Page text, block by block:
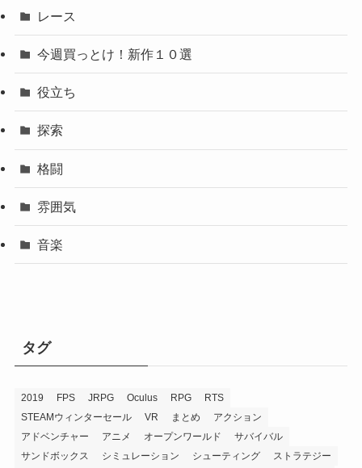
レース
今週買っとけ！新作１０選
役立ち
探索
格闘
雰囲気
音楽
タグ
2019 FPS JRPG Oculus RPG
RTS
STEAMウィンターセール
VR まとめ
アクション
アドベンチャー
アニメ オープンワールド
サバイバル
サンドボックス
シミュレーション シューティング
ストラテジー